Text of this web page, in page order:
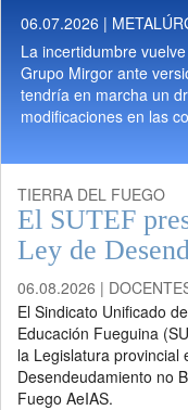
06.07.2026 |
La incertidumbre
Grupo Mirgor ante
tendría en marcha un
modificaciones en las
TIERRA DEL FUEGO
El SUTEF
Ley de
06.08.2026 |
El Sindicato Unificado
Educación Fueguina
la Legislatura provincial
Desendeudamiento no
Fuego AeIAS.